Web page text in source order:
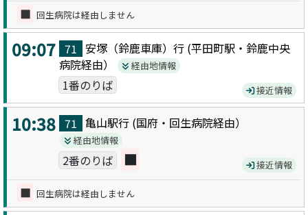
■ 回生病院は経由しません
09:07 71 安塚（鈴鹿車庫） 行 (平田町駅・鈴鹿中央
病院経由） 経由地情報
1番のりば 接近情報
10:38 71 亀山駅行 (国府・回生病院経由）
経由地情報
2番のりば ■ 接近情報
■ 回生病院は経由しません